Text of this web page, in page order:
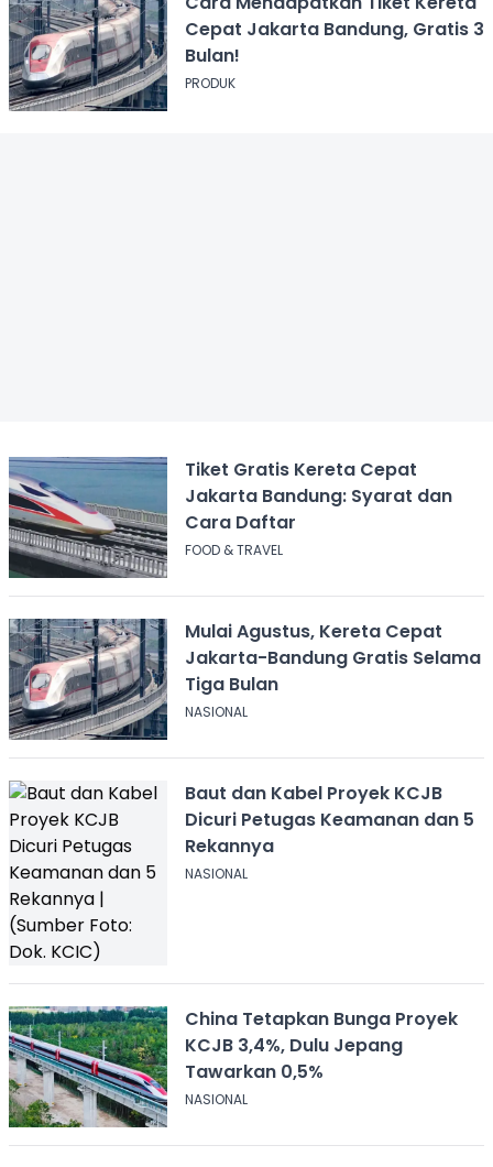
Cepat Jakarta Bandung, Gratis 3
Bulan!
PRODUK
Tiket Gratis Kereta Cepat
Jakarta Bandung: Syarat dan
Cara Daftar
FOOD & TRAVEL
Mulai Agustus, Kereta Cepat
Jakarta-Bandung Gratis Selama
Tiga Bulan
NASIONAL
Baut dan Kabel Proyek KCJB
Dicuri Petugas Keamanan dan 5
Rekannya
NASIONAL
China Tetapkan Bunga Proyek
KCJB 3,4%, Dulu Jepang
Tawarkan 0,5%
NASIONAL